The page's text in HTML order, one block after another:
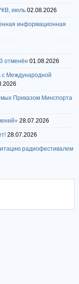
июль 02.08.2026
информационная
отменён 01.08.2026
с Международной
Приказом Минспорта
28.07.2026
28.07.2026
радиофестивалем